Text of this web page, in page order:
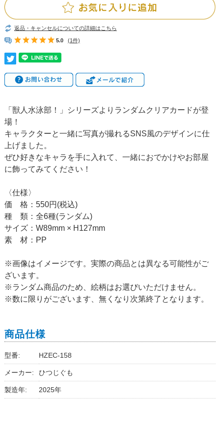
返品・キャンセルについての詳細はこちら
5.0 (1件)
「獣人水泳部！」シリーズよりランダムクリアカードが登
場！
キャラクターと一緒に写真が撮れるSNS風のデザインに仕
上げました。
ぜひ好きなキャラを手に入れて、一緒におでかけやお部屋
に飾ってみてください！
〈仕様〉
価 格：550円(税込)
種 類：全6種(ランダム)
サイズ：W89mm × H127mm
素 材：PP
※画像はイメージです。実際の商品とは異なる可能性がご
ざいます。
※ランダム商品のため、絵柄はお選びいただけません。
※数に限りがございます、無くなり次第終了となります。
商品仕様
型番: HZEC-158
メーカー: ひつじぐも
製造年: 2025年